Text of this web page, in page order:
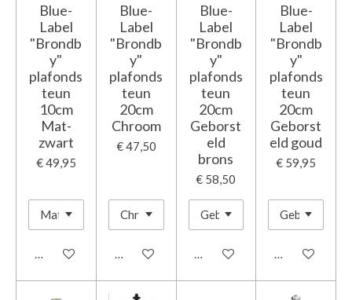
Blue-
Label
"Brondb
y"
plafonds
teun
10cm
Mat-
zwart
€ 49,95
In winkelwagen
Blue-
Label
"Brondb
y"
plafonds
teun
20cm
Chroom
€ 47,50
In winkelwagen
Blue-
Label
"Brondb
y"
plafonds
teun
20cm
Geborst
eld
brons
€ 58,50
Houd mij op de hoogte
Blue-
Label
"Brondb
y"
plafonds
teun
20cm
Geborst
eld goud
€ 59,95
Houd mij op